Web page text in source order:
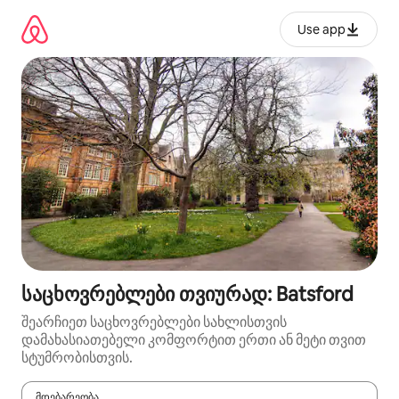
გადასვლა
Use app
საცხოვრებლები თვიურად: Batsford
შეარჩიეთ საცხოვრებლები სახლისთვის
დამახასიათებელი კომფორტით ერთი ან მეტი თვით
სტუმრობისთვის.